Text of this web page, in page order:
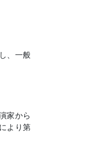
、一般
家から
より第